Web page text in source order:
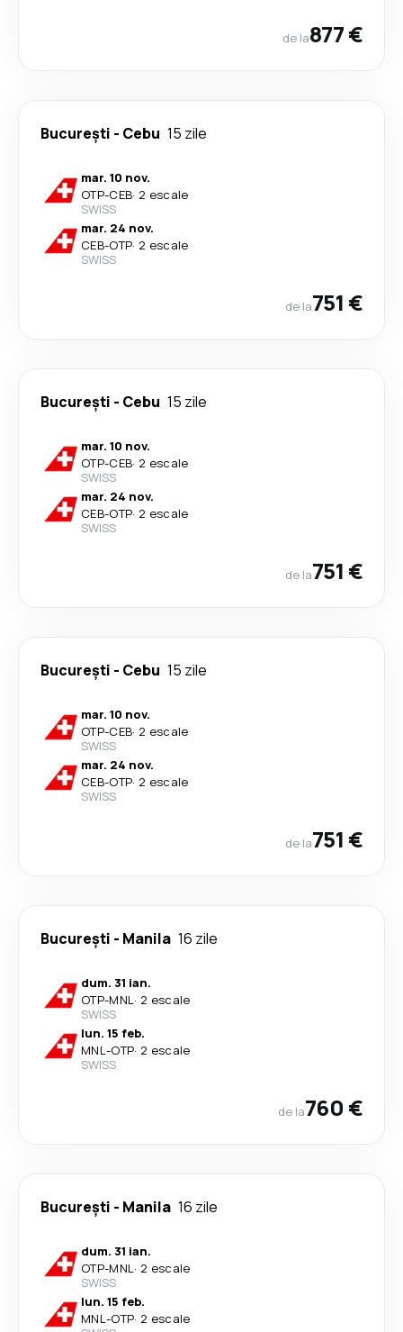
de la877 €
București - Cebu 15 zile
mar. 10 nov.
OTP-CEB· 2 escale
SWISS
mar. 24 nov.
CEB-OTP· 2 escale
SWISS
de la751 €
București - Cebu 15 zile
mar. 10 nov.
OTP-CEB· 2 escale
SWISS
mar. 24 nov.
CEB-OTP· 2 escale
SWISS
de la751 €
București - Cebu 15 zile
mar. 10 nov.
OTP-CEB· 2 escale
SWISS
mar. 24 nov.
CEB-OTP· 2 escale
SWISS
de la751 €
București - Manila 16 zile
dum. 31 ian.
OTP-MNL· 2 escale
SWISS
lun. 15 feb.
MNL-OTP· 2 escale
SWISS
de la760 €
București - Manila 16 zile
dum. 31 ian.
OTP-MNL· 2 escale
SWISS
lun. 15 feb.
MNL-OTP· 2 escale